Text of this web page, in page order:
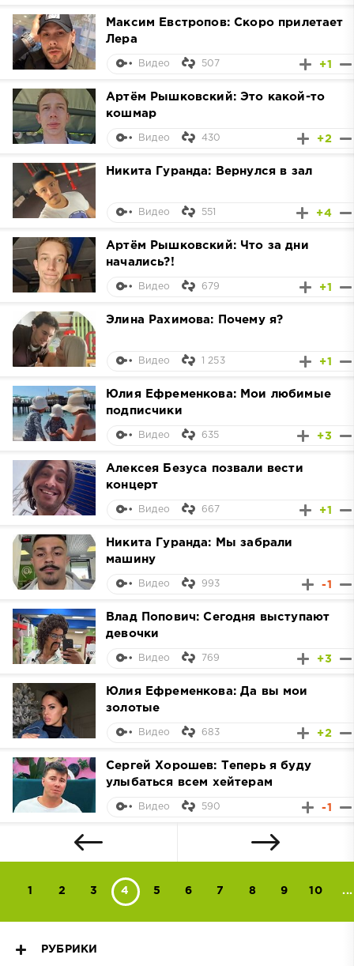
Максим Евстропов: Скоро прилетает
Лера
+1
Видео 507
Артём Рышковский: Это какой-то
кошмар
+2
Видео 430
Никита Гуранда: Вернулся в зал
+4
Видео 551
Артём Рышковский: Что за дни
начались?!
+1
Видео 679
Элина Рахимова: Почему я?
+1
Видео 1 253
Юлия Ефременкова: Мои любимые
подписчики
+3
Видео 635
Алексея Безуса позвали вести
концерт
+1
Видео 667
Никита Гуранда: Мы забрали
машину
-1
Видео 993
Влад Попович: Сегодня выступают
девочки
+3
Видео 769
Юлия Ефременкова: Да вы мои
золотые
+2
Видео 683
Сергей Хорошев: Теперь я буду
улыбаться всем хейтерам
-1
Видео 590
1 2 3 4 5 6 7 8 9 10 ...
РУБРИКИ